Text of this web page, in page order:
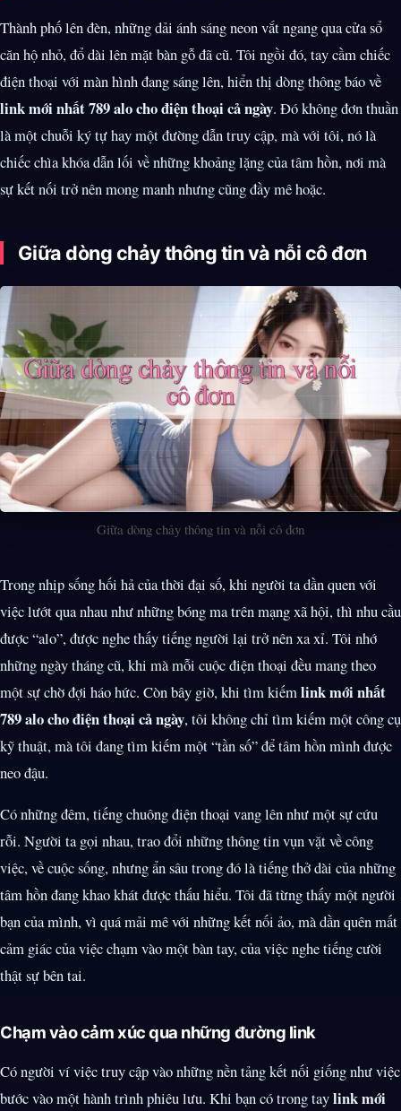
Thành phố lên đèn, những dải ánh sáng neon vắt ngang qua cửa sổ
căn hộ nhỏ, đổ dài lên mặt bàn gỗ đã cũ. Tôi ngồi đó, tay cầm chiếc
điện thoại với màn hình đang sáng lên, hiển thị dòng thông báo về
link mới nhất 789 alo cho điện thoại cả ngày. Đó không đơn thuần
là một chuỗi ký tự hay một đường dẫn truy cập, mà với tôi, nó là
chiếc chìa khóa dẫn lối về những khoảng lặng của tâm hồn, nơi mà
sự kết nối trở nên mong manh nhưng cũng đầy mê hoặc.
Giữa dòng chảy thông tin và nỗi cô đơn
Giữa dòng chảy thông tin và nỗi cô đơn
Trong nhịp sống hối hả của thời đại số, khi người ta dần quen với
việc lướt qua nhau như những bóng ma trên mạng xã hội, thì nhu cầu
được “alo”, được nghe thấy tiếng người lại trở nên xa xỉ. Tôi nhớ
những ngày tháng cũ, khi mà mỗi cuộc điện thoại đều mang theo
một sự chờ đợi háo hức. Còn bây giờ, khi tìm kiếmlink mới nhất
789 alo cho điện thoại cả ngày, tôi không chỉ tìm kiếm một công cụ
kỹ thuật, mà tôi đang tìm kiếm một “tần số” để tâm hồn mình được
neo đậu.
Có những đêm, tiếng chuông điện thoại vang lên như một sự cứu
rỗi. Người ta gọi nhau, trao đổi những thông tin vụn vặt về công
việc, về cuộc sống, nhưng ẩn sâu trong đó là tiếng thở dài của những
tâm hồn đang khao khát được thấu hiểu. Tôi đã từng thấy một người
bạn của mình, vì quá mải mê với những kết nối ảo, mà dần quên mất
cảm giác của việc chạm vào một bàn tay, của việc nghe tiếng cười
thật sự bên tai.
Chạm vào cảm xúc qua những đường link
Có người ví việc truy cập vào những nền tảng kết nối giống như việc
bước vào một hành trình phiêu lưu. Khi bạn có trong taylink mới